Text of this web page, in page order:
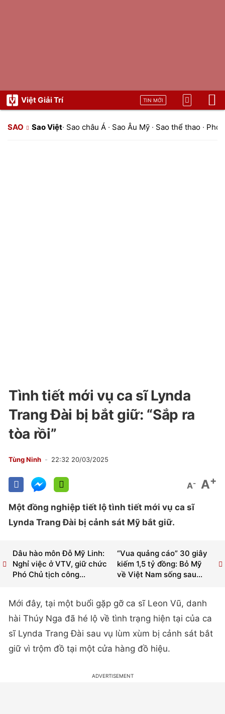
Việt Giải Trí TIN MỚI
SAO Sao Việt· Sao châu Á · Sao Âu Mỹ · Sao thể thao ·
Tình tiết mới vụ ca sĩ Lynda
Trang Đài bị bắt giữ: “Sắp ra
tòa rồi”
Tùng Ninh 22:32 20/03/2025
A- A+
Một đồng nghiệp tiết lộ tình tiết mới vụ ca sĩ
Lynda Trang Đài bị cảnh sát Mỹ bắt giữ.
“Vua quảng cáo” 30 giây
kiếm 1,5 tỷ đồng: Bỏ Mỹ
về Việt Nam sống sau...
Dâu hào môn Đỗ Mỹ Linh:
Nghỉ việc ở VTV, giữ chức
Phó Chủ tịch công...
Mới đây, tại một buổi gặp gỡ ca sĩ Leon Vũ, danh
hài Thúy Nga đã hé lộ về tình trạng hiện tại của ca
sĩ Lynda Trang Đài sau vụ lùm xùm bị cảnh sát bắt
giữ vì trộm đồ tại một cửa hàng đồ hiệu.